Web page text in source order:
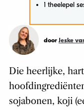
1 theelepel
door Jeske
Die heerlijke,
sojabonen, koji